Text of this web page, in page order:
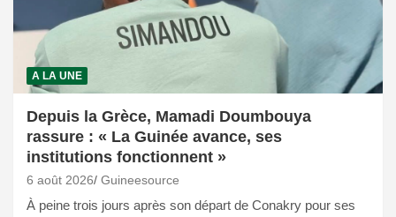
A LA UNE
Depuis la Grèce, Mamadi Doumbouya
rassure : « La Guinée avance, ses
institutions fonctionnent »
6 août 2026 Guineesource
À peine trois jours après son départ de Conakry pour ses